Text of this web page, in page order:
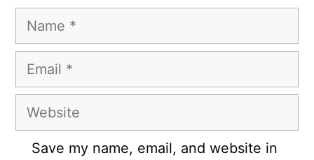
Name
Email
Website
Save my name, email, and website in